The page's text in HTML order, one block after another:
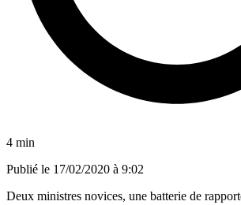
4 min
Publié le 17/02/2020 à 9:02
Deux ministres novices, une batterie de